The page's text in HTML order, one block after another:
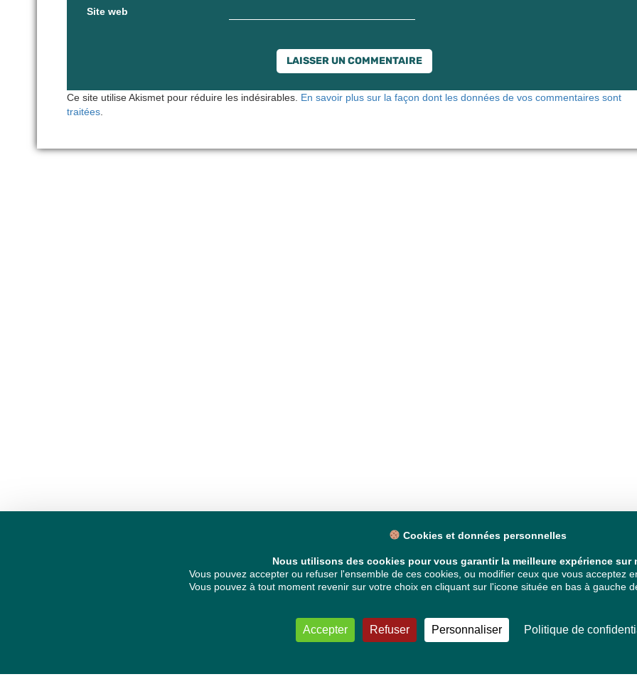
Site web
Ce site utilise Akismet pour réduire les indésirables. En savoir plus sur la façon dont les données de vos commentaires sont
traitées
Cookies et données personnelles
Nous utilisons des cookies pour vous garantir la meilleure expérience sur
Vous pouvez accepter ou refuser l'ensemble de ces cookies, ou modifier ceux que vous acceptez
Vous pouvez à tout moment revenir sur votre choix en cliquant sur l'icone située en bas à gauche
Accepter Refuser Personnaliser Politique de